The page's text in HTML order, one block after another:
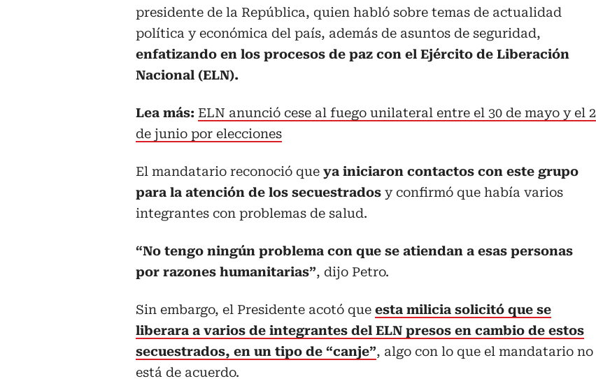
presidente de la República, quien habló sobre temas de actualidad
política y económica del país, además de asuntos de seguridad,
enfatizando en los procesos de paz con el Ejército de Liberación
Nacional (ELN).
Lea más: ELN anunció cese al fuego unilateral entre el 30 de mayo y el 2
de junio por elecciones
El mandatario reconoció que ya iniciaron contactos con este grupo
para la atención de los secuestrados y confirmó que había varios
integrantes con problemas de salud.
“No tengo ningún problema con que se atiendan a esas personas
por razones humanitarias”, dijo Petro.
Sin embargo, el Presidente acotó que esta milicia solicitó que se
liberara a varios de integrantes del ELN presos en cambio de estos
secuestrados, en un tipo de “canje”, algo con lo que el mandatario no
está de acuerdo.